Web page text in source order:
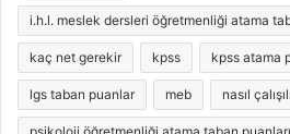
i.h.l. meslek dersleri öğretmenliği atama
kaç net gerekir kpss kpss atama
lgs taban puanlar meb nasıl